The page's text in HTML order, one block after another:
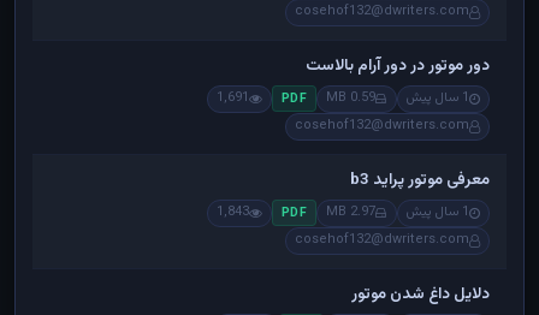
cosehof132@dwriters.com
دور موتور در دور آرام بالاست
1 سال پیش 0.59 MB
PDF
1,691
cosehof132@dwriters.com
معرفی موتور پراید b3
1 سال پیش 2.97 MB
PDF
1,843
cosehof132@dwriters.com
دلایل داغ شدن موتور